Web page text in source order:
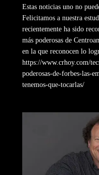
Estas noticias uno no
Felicitamos a nuestra
recientemente ha sido
más poderosas de
en la que reconocen lo
https://www.crhoy.com/
poderosas-de-forbes-las-
tenemos-que-tocarlas/